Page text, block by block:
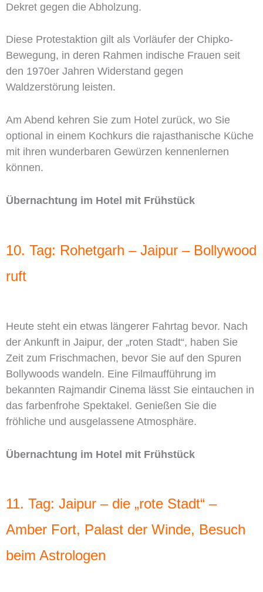
Dekret gegen die Abholzung.
Diese Protestaktion gilt als Vorläufer der Chipko-
Bewegung, in deren Rahmen indische Frauen seit
den 1970er Jahren Widerstand gegen
Waldzerstörung leisten.
Am Abend kehren Sie zum Hotel zurück, wo Sie
optional in einem Kochkurs die rajasthanische Küche
mit ihren wunderbaren Gewürzen kennenlernen
können.
Übernachtung im Hotel mit Frühstück
10. Tag: Rohetgarh – Jaipur – Bollywood
ruft
Heute steht ein etwas längerer Fahrtag bevor. Nach
der Ankunft in Jaipur, der „roten Stadt“, haben Sie
Zeit zum Frischmachen, bevor Sie auf den Spuren
Bollywoods wandeln. Eine Filmaufführung im
bekannten Rajmandir Cinema lässt Sie eintauchen in
das farbenfrohe Spektakel. Genießen Sie die
fröhliche und ausgelassene Atmosphäre.
Übernachtung im Hotel mit Frühstück
11. Tag: Jaipur – die „rote Stadt“ –
Amber Fort, Palast der Winde, Besuch
beim Astrologen